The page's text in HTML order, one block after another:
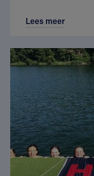
Lees meer